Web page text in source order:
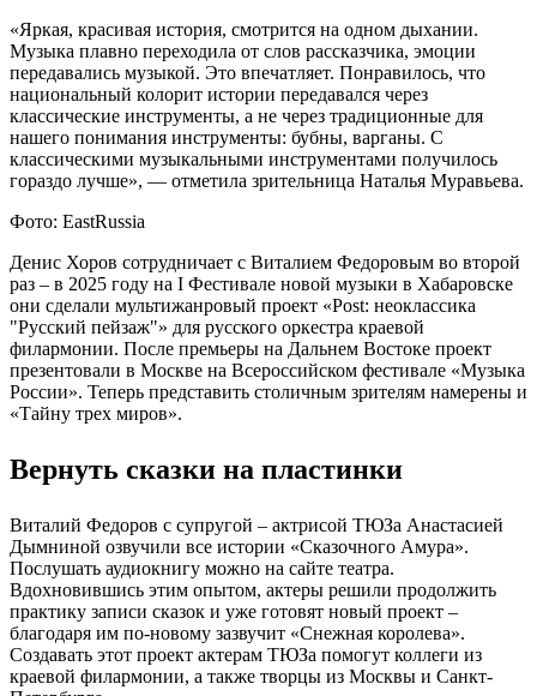
«Яркая, красивая история, смотрится на одном дыхании.
Музыка плавно переходила от слов рассказчика, эмоции
передавались музыкой. Это впечатляет. Понравилось, что
национальный колорит истории передавался через
классические инструменты, а не через традиционные для
нашего понимания инструменты: бубны, варганы. С
классическими музыкальными инструментами получилось
гораздо лучше», — отметила зрительница Наталья Муравьева.
Фото: EastRussia
Денис Хоров сотрудничает с Виталием Федоровым во второй
раз – в 2025 году на I Фестивале новой музыки в Хабаровске
они сделали мультижанровый проект «Post: неоклассика
"Русский пейзаж"» для русского оркестра краевой
филармонии. После премьеры на Дальнем Востоке проект
презентовали в Москве на Всероссийском фестивале «Музыка
России». Теперь представить столичным зрителям намерены и
«Тайну трех миров».
Вернуть сказки на пластинки
Виталий Федоров с супругой – актрисой ТЮЗа Анастасией
Дымниной озвучили все истории «Сказочного Амура».
Послушать аудиокнигу можно на сайте театра.
Вдохновившись этим опытом, актеры решили продолжить
практику записи сказок и уже готовят новый проект –
благодаря им по-новому зазвучит «Снежная королева».
Создавать этот проект актерам ТЮЗа помогут коллеги из
краевой филармонии, а также творцы из Москвы и Санкт-